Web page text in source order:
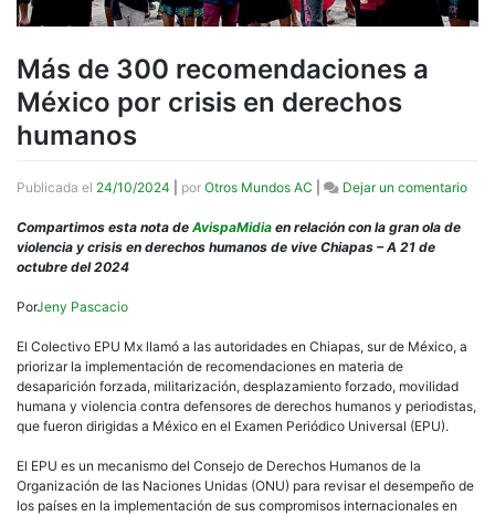
Más de 300 recomendaciones a
México por crisis en derechos
humanos
Publicada el 24/10/2024 por Otros Mundos AC Dejar un comentarioen
Compartimos esta nota de AvispaMidia en relación con la gran ola de
violencia y crisis en derechos humanos de vive Chiapas – A 21 de
octubre del 2024
PorJeny Pascacio
El Colectivo EPU Mx llamó a las autoridades en Chiapas, sur de México, a
priorizar la implementación de recomendaciones en materia de
desaparición forzada, militarización, desplazamiento forzado, movilidad
humana y violencia contra defensores de derechos humanos y periodistas,
que fueron dirigidas a México en el Examen Periódico Universal (EPU).
El EPU es un mecanismo del Consejo de Derechos Humanos de la
Organización de las Naciones Unidas (ONU) para revisar el desempeño de
los países en la implementación de sus compromisos internacionales en